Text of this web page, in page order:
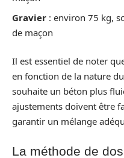
Gravier : environ 75 kg,
de maçon
Il est essentiel de noter
en fonction de la nature
souhaite un béton plus
ajustements doivent être
garantir un mélange
La méthode de